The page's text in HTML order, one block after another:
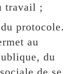
travail ;
protocole.
au
du